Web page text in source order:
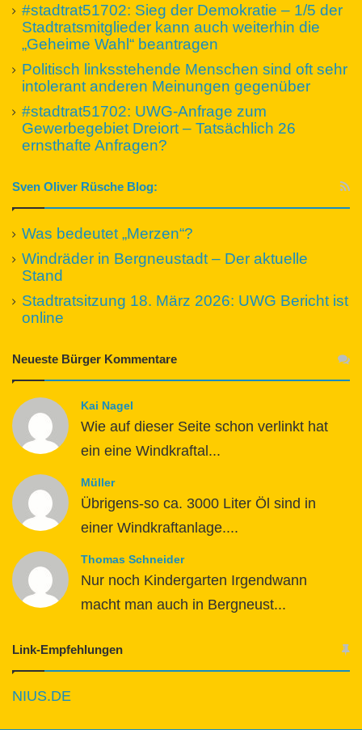
#stadtrat51702: Sieg der Demokratie – 1/5 der
Stadtratsmitglieder kann auch weiterhin die
„Geheime Wahl“ beantragen
Politisch linksstehende Menschen sind oft sehr
intolerant anderen Meinungen gegenüber
#stadtrat51702: UWG-Anfrage zum
Gewerbegebiet Dreiort – Tatsächlich 26
ernsthafte Anfragen?
Sven Oliver Rüsche Blog:
Was bedeutet „Merzen“?
Windräder in Bergneustadt – Der aktuelle
Stand
Stadtratsitzung 18. März 2026: UWG Bericht ist
online
Neueste Bürger Kommentare
Kai Nagel
Wie auf dieser Seite schon verlinkt hat
ein eine Windkraftal...
Müller
Übrigens-so ca. 3000 Liter Öl sind in
einer Windkraftanlage....
Thomas Schneider
Nur noch Kindergarten Irgendwann
macht man auch in Bergneust...
Link-Empfehlungen
NIUS.DE